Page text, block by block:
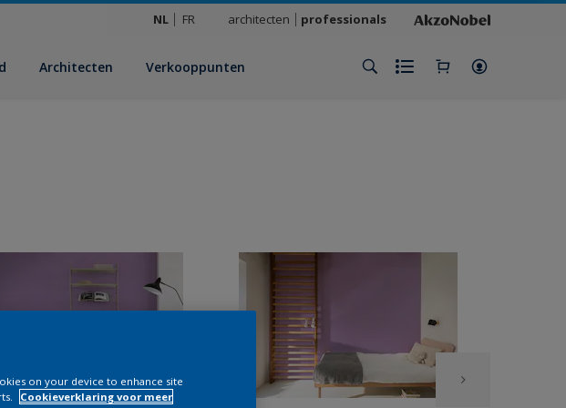
NL FR architecten professionals
Architecten Verkooppunten
on your device to enhance site
Cookieverklaring voor meer